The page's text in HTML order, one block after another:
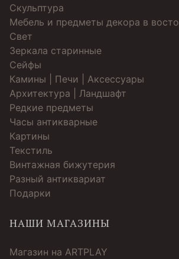
Скульптура
Мебель и предметы декора в
Свет
Зеркала старинные
Cейфы
Камины | Печи | Аксессуары
Архитектура | Ландшафт
Редкие предметы
Часы антикварные
Картины
Текстиль
Винтажная бижутерия
Разный антиквариат
Подарки
НАШИ МАГАЗИНЫ
Магазин на ARTPLAY